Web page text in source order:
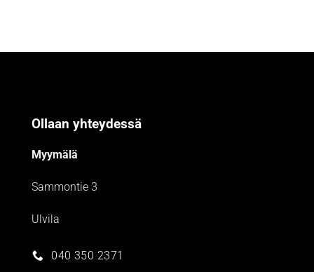
Ollaan yhteydessä
Myymälä
Sammontie 3
Ulvila
040 350 2371